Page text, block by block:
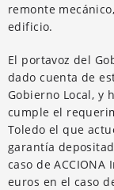
remonte
edificio.
El portavoz del
dado cuenta de
Gobierno Local, y
cumple el
Toledo el que
garantía
caso de ACCIONA
euros en el caso